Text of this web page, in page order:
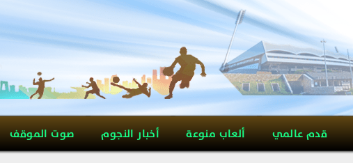
قدم عالمي ألعاب منوعة أخبار النجوم صوت الموقف